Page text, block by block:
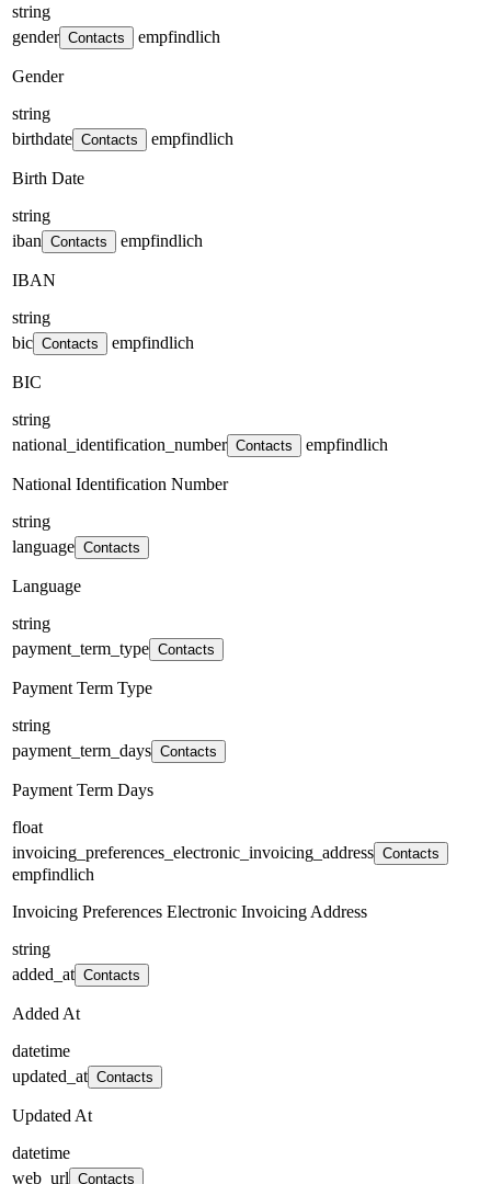
string
gender Contacts empfindlich
Gender
string
birthdate Contacts empfindlich
Birth Date
string
iban Contacts empfindlich
IBAN
string
bic Contacts empfindlich
BIC
string
national_identification_number Contacts empfindlich
National Identification Number
string
language Contacts
Language
string
payment_term_type Contacts
Payment Term Type
string
payment_term_days Contacts
Payment Term Days
float
invoicing_preferences_electronic_invoicing_address Contacts
empfindlich
Invoicing Preferences Electronic Invoicing Address
string
added_at Contacts
Added At
datetime
updated_at Contacts
Updated At
datetime
web_url Contacts